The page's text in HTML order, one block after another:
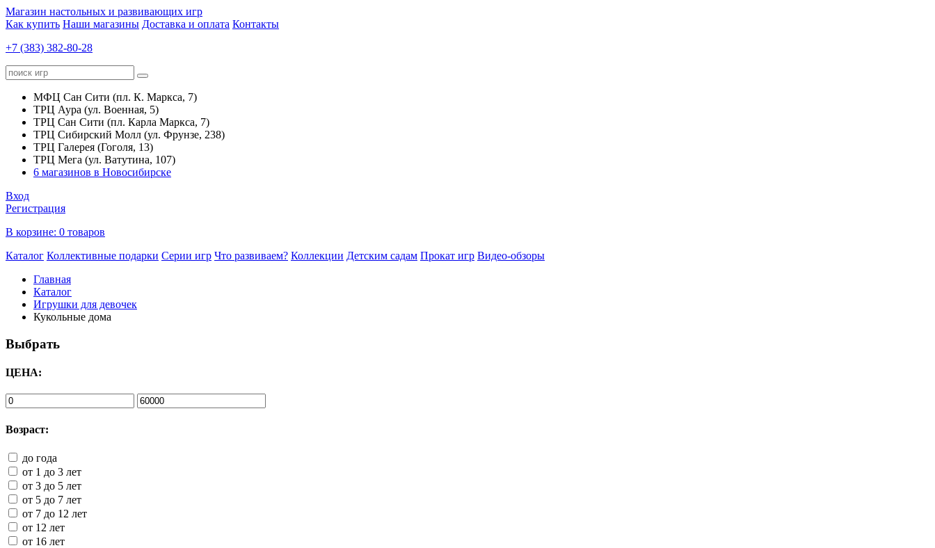
Магазин настольных и развивающих игр
Как купить Наши магазины Доставка и оплата Контакты
+7 (383) 382-80-28
МФЦ Сан Сити (пл. К. Маркса, 7)
ТРЦ Аура (ул. Военная, 5)
ТРЦ Сан Сити (пл. Карла Маркса, 7)
ТРЦ Сибирский Молл (ул. Фрунзе, 238)
ТРЦ Галерея (Гоголя, 13)
ТРЦ Мега (ул. Ватутина, 107)
6 магазинов в Новосибирске
Вход
Регистрация
В корзине: 0 товаров
Каталог Коллективные подарки Серии игр Что развиваем? Коллекции Детским садам Прокат игр Видео-обзоры
Главная
Каталог
Игрушки для девочек
Кукольные дома
Выбрать
ЦЕНА:
Возраст:
до года
от 1 до 3 лет
от 3 до 5 лет
от 5 до 7 лет
от 7 до 12 лет
от 12 лет
от 16 лет